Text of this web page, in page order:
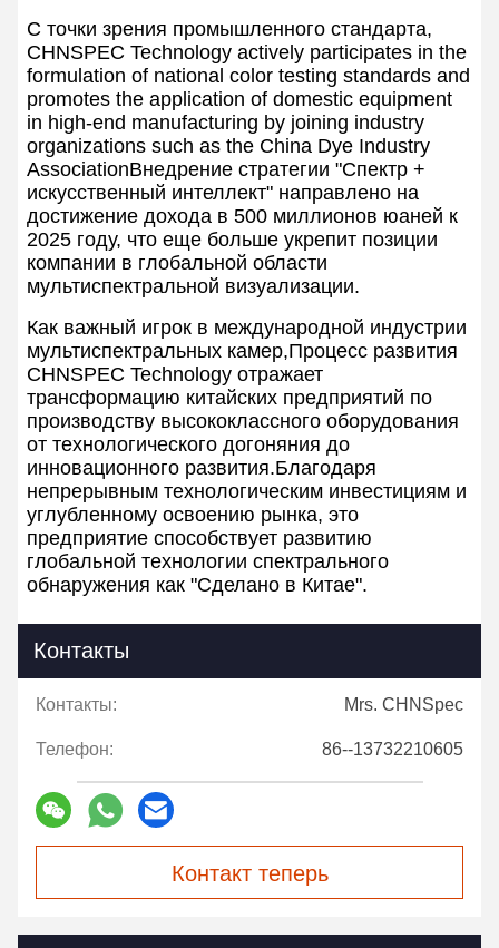
С точки зрения промышленного стандарта,
CHNSPEC Technology actively participates in the
formulation of national color testing standards and
promotes the application of domestic equipment
in high-end manufacturing by joining industry
organizations such as the China Dye Industry
AssociationВнедрение стратегии "Спектр +
искусственный интеллект" направлено на
достижение дохода в 500 миллионов юаней к
2025 году, что еще больше укрепит позиции
компании в глобальной области
мультиспектральной визуализации.
Как важный игрок в международной индустрии
мультиспектральных камер,Процесс развития
CHNSPEC Technology отражает
трансформацию китайских предприятий по
производству высококлассного оборудования
от технологического догоняния до
инновационного развития.Благодаря
непрерывным технологическим инвестициям и
углубленному освоению рынка, это
предприятие способствует развитию
глобальной технологии спектрального
обнаружения как "Сделано в Китае".
Контакты
Контакты: Mrs. CHNSpec
Телефон: 86--13732210605
Контакт теперь